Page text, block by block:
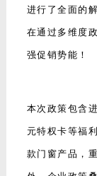
进行了全面的
在通过多维度
强促销势能！
本次政策包含
元特权卡等福
款门窗产品，